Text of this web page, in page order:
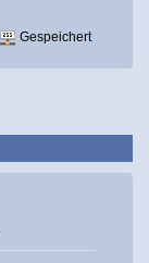
Gespeichert